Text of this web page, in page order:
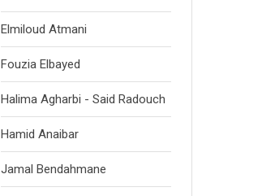
Elmiloud Atmani
Fouzia Elbayed
Halima Agharbi - Said Radouch
Hamid Anaibar
Jamal Bendahmane